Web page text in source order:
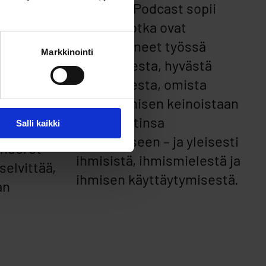
Markkinointi
Salli kaikki
voi
podcast. Podcast sopii
kaikille, jotka ovat
kiinnostuneet työssä
jaksamisesta, hyvästä
johtamisesta, omista
vaikuttamisen keinoistaan
hyvinvointinsa
edistämiseen – ja yleisesti
ihmisistä, ihmismielestä ja
ihmisen käyttäytymisestä.